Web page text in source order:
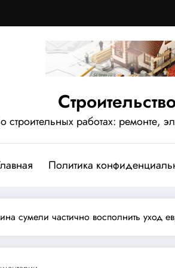
строительных работах: ремонте,
Политика
сумели частично восполнить уход